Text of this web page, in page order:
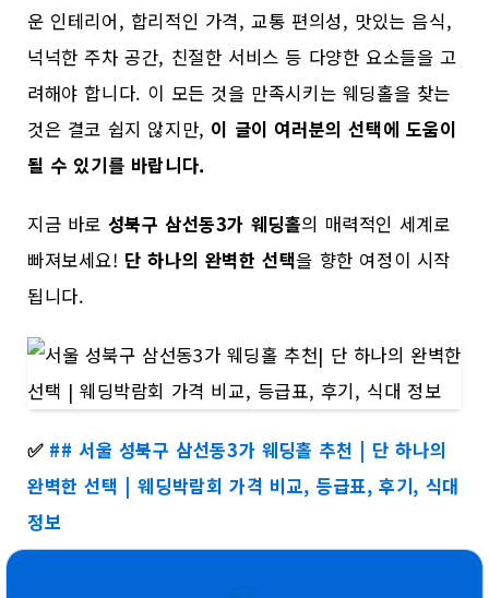
운 인테리어, 합리적인 가격, 교통 편의성, 맛있는 음식,
넉넉한 주차 공간, 친절한 서비스 등 다양한 요소들을 고
려해야 합니다. 이 모든 것을 만족시키는 웨딩홀을 찾는
것은 결코 쉽지 않지만, 이 글이 여러분의 선택에 도움이
될 수 있기를 바랍니다.
지금 바로 성북구 삼선동3가 웨딩홀의 매력적인 세계로
빠져보세요! 단 하나의 완벽한 선택을 향한 여정이 시작
됩니다.
✅ ## 서울 성북구 삼선동3가 웨딩홀 추천 | 단 하나의
완벽한 선택 | 웨딩박람회 가격 비교, 등급표, 후기, 식대
정보